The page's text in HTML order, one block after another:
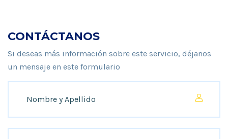
CONTÁCTANOS
Si deseas más información sobre este servicio, déjanos
un mensaje en este formulario